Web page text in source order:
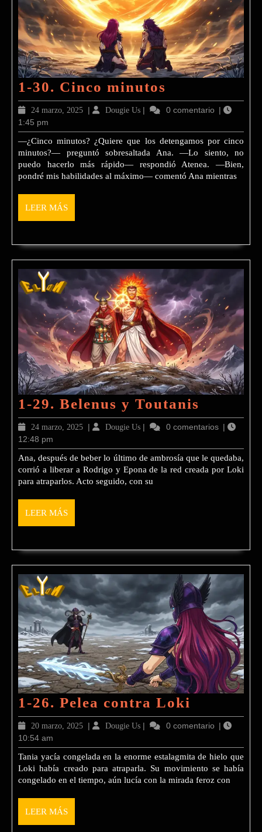
1-30. Cinco minutos
30.
minutos
24 marzo, 202524
2025
| Dougie UsDougie
| 0 comentario |
1:45 pm
—¿Cinco minutos? ¿Quiere que los detengamos por cinco
minutos?— preguntó sobresaltada Ana. —Lo siento, no
puedo hacerlo más rápido— respondió Atenea. —Bien,
pondré mis habilidades al máximo— comentó Ana mientras
LEER MÁSLEER
MÁS
1-29. Belenus y Toutanis
29.
y
24 marzo, 202524
2025
| Dougie UsDougie
| 0 comentarios |
12:48 pm
Ana, después de beber lo último de ambrosía que le quedaba,
corrió a liberar a Rodrigo y Epona de la red creada por Loki
para atraparlos. Acto seguido, con su
LEER MÁSLEER
MÁS
1-26. Pelea contra Loki
26.
contra
Loki
20 marzo, 202520
2025
| Dougie UsDougie
| 0 comentario |
10:54 am
Tania yacía congelada en la enorme estalagmita de hielo que
Loki había creado para atraparla. Su movimiento se había
congelado en el tiempo, aún lucía con la mirada feroz con
LEER MÁSLEER
MÁS